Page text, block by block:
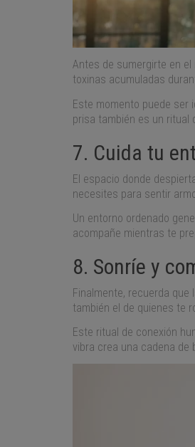
Antes de sumergirte en
toxinas acumuladas
Este momento puede ser
prisa también es un ritual
7. Cuida tu
El espacio donde
necesites para sentir
Un entorno ordenado
acompañe mientras te
8. Sonríe y
Finalmente, recuerda
también el de quienes te
Este ritual de conexión
vibra crea una cadena de